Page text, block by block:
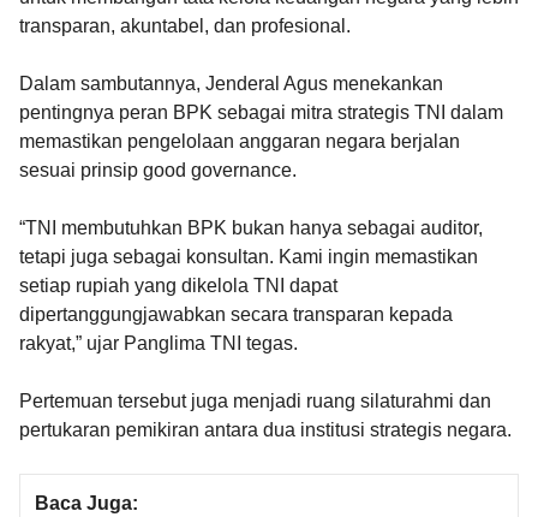
transparan, akuntabel, dan profesional.
Dalam sambutannya, Jenderal Agus menekankan
pentingnya peran BPK sebagai mitra strategis TNI dalam
memastikan pengelolaan anggaran negara berjalan
sesuai prinsip good governance.
“TNI membutuhkan BPK bukan hanya sebagai auditor,
tetapi juga sebagai konsultan. Kami ingin memastikan
setiap rupiah yang dikelola TNI dapat
dipertanggungjawabkan secara transparan kepada
rakyat,” ujar Panglima TNI tegas.
Pertemuan tersebut juga menjadi ruang silaturahmi dan
pertukaran pemikiran antara dua institusi strategis negara.
Baca Juga: